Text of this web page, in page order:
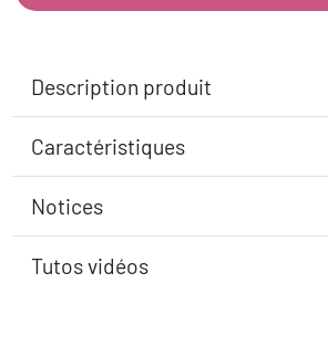
Description produit
Caractéristiques
Notices
Tutos vidéos